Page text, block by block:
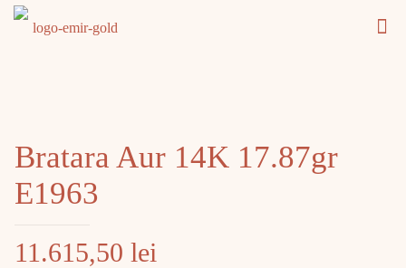
Bratara Aur 14K 17.87gr
E1963
11.615,50 lei